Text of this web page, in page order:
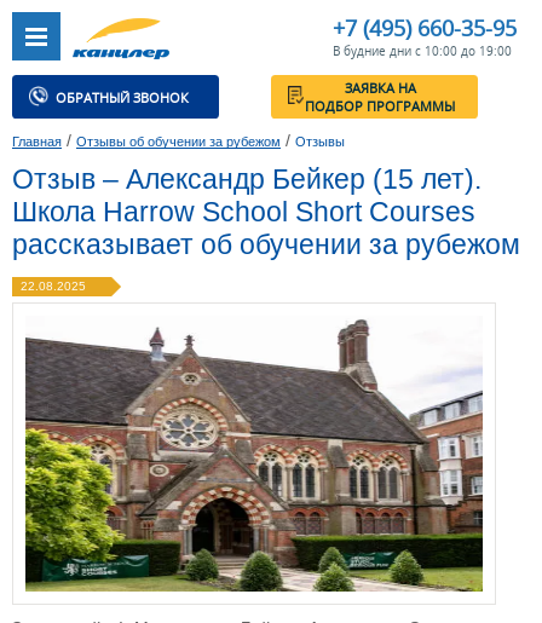
+7 (495) 660-35-95
В будние дни с 10:00 до 19:00
ОБРАТНЫЙ ЗВОНОК
ЗАЯВКА НА
ПОДБОР ПРОГРАММЫ
Главная / Отзывы об обучении за рубежом / Отзывы
Отзыв – Александр Бейкер (15 лет).
Школа Harrow School Short Courses
рассказывает об обучении за рубежом
22.08.2025